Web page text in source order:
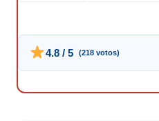
4.8 / 5 (218 votos)